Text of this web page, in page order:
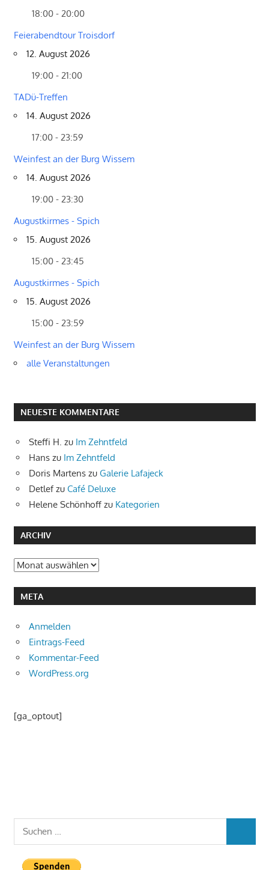
18:00 - 20:00
Feierabendtour Troisdorf
12. August 2026
19:00 - 21:00
TADü-Treffen
14. August 2026
17:00 - 23:59
Weinfest an der Burg Wissem
14. August 2026
19:00 - 23:30
Augustkirmes - Spich
15. August 2026
15:00 - 23:45
Augustkirmes - Spich
15. August 2026
15:00 - 23:59
Weinfest an der Burg Wissem
alle Veranstaltungen
NEUESTE KOMMENTARE
Steffi H. zu Im Zehntfeld
Hans zu Im Zehntfeld
Doris Martens zu Galerie Lafajeck
Detlefzu Café Deluxe
Helene Schönhoff zu Kategorien
ARCHIV
Archiv
META
Anmelden
Eintrags-Feed
Kommentar-Feed
WordPress.org
[ga_optout]
Suchen